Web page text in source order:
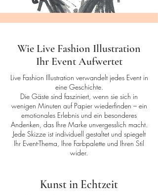
Wie Live Fashion Illustration
Ihr Event Aufwertet
Live Fashion Illustration verwandelt jedes Event in
eine Geschichte.
Die Gäste sind fasziniert, wenn sie sich in
wenigen Minuten auf Papier wiederfinden – ein
emotionales Erlebnis und ein besonderes
Andenken, das Ihre Marke unvergesslich macht.
Jede Skizze ist individuell gestaltet und spiegelt
Ihr Event-Thema, Ihre Farbpalette und Ihren Stil
wider.
Kunst in Echtzeit